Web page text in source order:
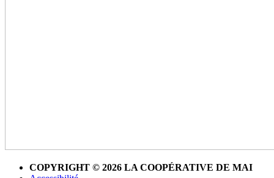
COPYRIGHT © 2026 LA COOPÉRATIVE DE MAI